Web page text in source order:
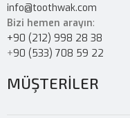
info@toothwak.com
Bizi hemen arayın:
+90 (212) 998 28 38
+90 (533) 708 59 22
MÜŞTERİLER